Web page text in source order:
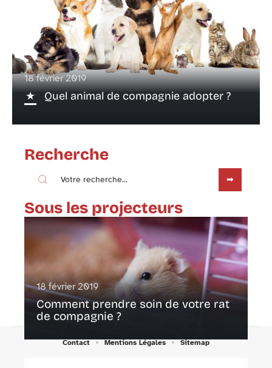
18 février 2019
Quel animal de compagnie adopter ?
Recherche
Sous les projecteurs
18 février 2019
Comment prendre soin de votre rat
de compagnie ?
Contact Mentions Légales Sitemap